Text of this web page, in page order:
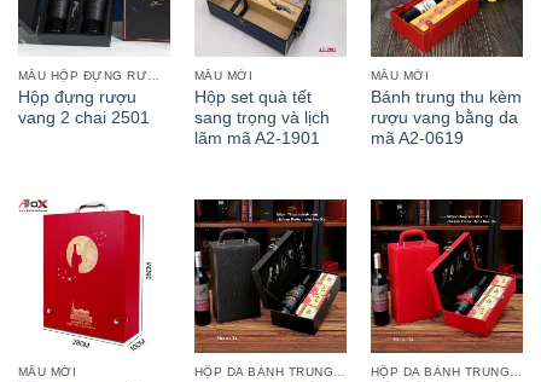
MẪU HỘP ĐỰNG RƯỢU MỚI NHẤT NĂM
Hộp đựng rượu
vang 2 chai 2501
MẪU MỚI
Hộp set quà tết
sang trọng và lịch
lãm mã A2-1901
MẪU MỚI
Bánh trung thu kèm
rượu vang bằng da
mã A2-0619
MẪU MỚI